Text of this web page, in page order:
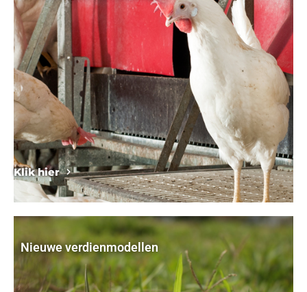
Klik hier
Nieuwe verdienmodellen